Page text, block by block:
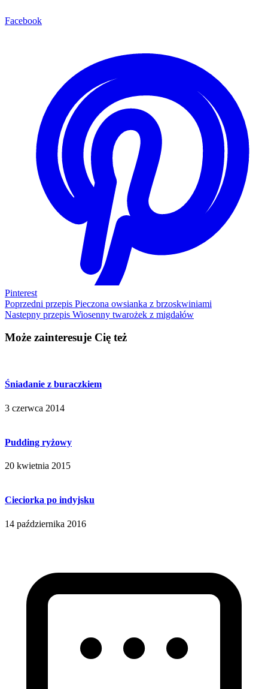
Facebook
Pinterest
Poprzedni przepis Pieczona owsianka z brzoskwiniami
Nastepny przepis Wiosenny twarożek z migdałów
Może zainteresuje Cię też
Śniadanie z buraczkiem
3 czerwca 2014
Pudding ryżowy
20 kwietnia 2015
Cieciorka po indyjsku
14 października 2016